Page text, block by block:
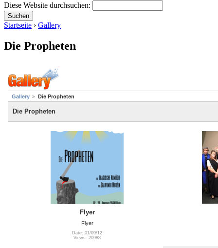
Diese Website durchsuchen:
Startseite › Gallery
Die Propheten
Gallery Die Propheten
Die Propheten
Flyer
Flyer
Date: 01/09/12
Views: 20988